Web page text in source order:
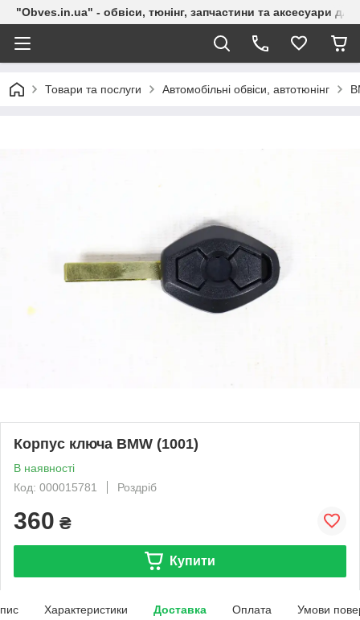
"Obves.in.ua" - обвіси, тюнінг, запчастини та аксесуари
Товари та послуги Автомобільні обвіси, автотюнінг
Корпус ключа BMW (1001)
В наявності
Код: 000015781
Роздріб
360 ₴
Купити
Характеристики Доставка Оплата Умови